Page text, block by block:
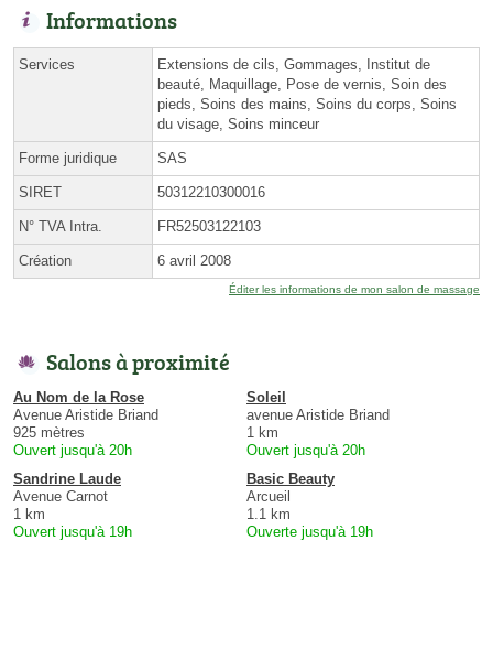
Informations
Services
Extensions de cils, Gommages, Institut de
beauté, Maquillage, Pose de vernis, Soin des
pieds, Soins des mains, Soins du corps, Soins
du visage, Soins minceur
Forme juridique SAS
SIRET 50312210300016
N° TVA Intra. FR52503122103
Création 6 avril 2008
Éditer les informations de mon salon de massage
Salons à proximité
Au Nom de la Rose
Avenue Aristide Briand
925 mètres
Ouvert jusqu'à 20h
Soleil
avenue Aristide Briand
1 km
Ouvert jusqu'à 20h
Sandrine Laude
Avenue Carnot
1 km
Ouvert jusqu'à 19h
Basic Beauty
Arcueil
1.1 km
Ouverte jusqu'à 19h